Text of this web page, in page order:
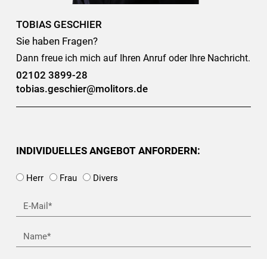
TOBIAS GESCHIER
Sie haben Fragen?
Dann freue ich mich auf Ihren Anruf oder Ihre Nachricht.
02102 3899-28
tobias.geschier@molitors.de
INDIVIDUELLES ANGEBOT ANFORDERN:
Herr Frau Divers
Name